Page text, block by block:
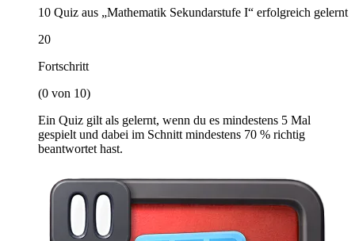
10 Quiz aus „Mathematik Sekundarstufe I“ erfolgreich gelernt
20
Fortschritt
(0 von 10)
Ein Quiz gilt als gelernt, wenn du es mindestens 5 Mal
gespielt und dabei im Schnitt mindestens 70 % richtig
beantwortet hast.